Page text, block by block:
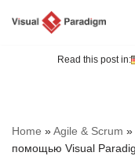
Read this post in:
Home »Agile & Scrum »
помощью Visual